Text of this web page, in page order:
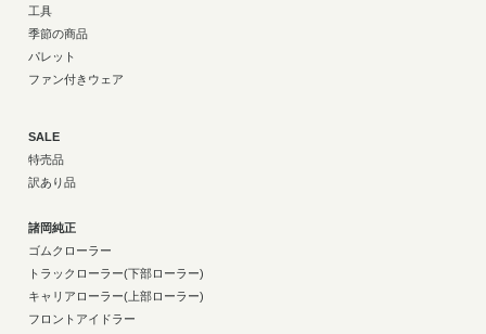
工具
季節の商品
パレット
ファン付きウェア
SALE
特売品
訳あり品
諸岡純正
ゴムクローラー
トラックローラー(下部ローラー)
キャリアローラー(上部ローラー)
フロントアイドラー